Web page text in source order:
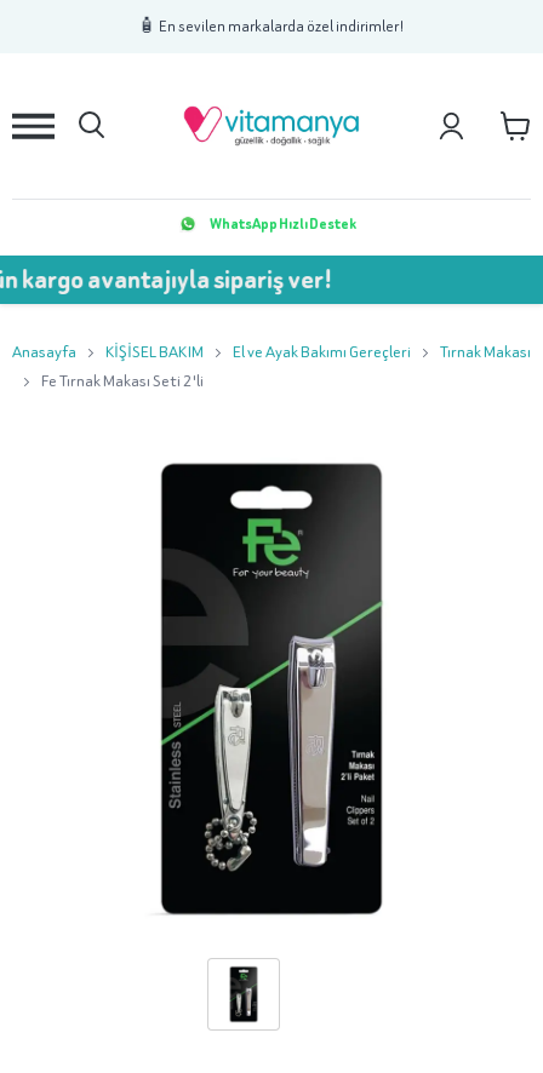
🧴 En sevilen markalarda özel indirimler!
2 3
WhatsApp Hızlı Destek
avantajıyla sipariş ver!
Anasayfa KİŞİSEL BAKIM El ve Ayak Bakımı Gereçleri
Tırnak Makası
Fe Tırnak Makası Seti 2'li